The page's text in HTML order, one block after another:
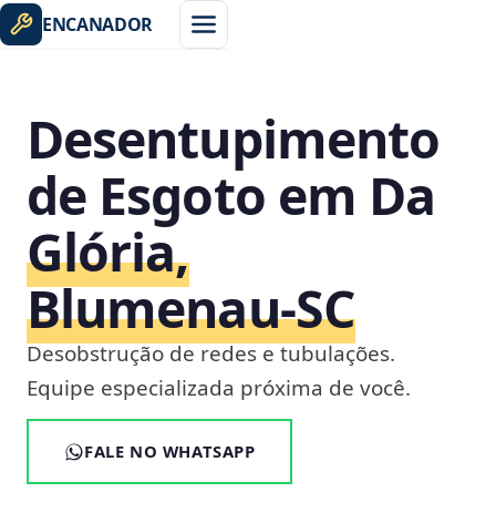
ENCANADOR
Desentupimento
de Esgoto em Da
Glória,
Blumenau‑SC
Desobstrução de redes e tubulações.
Equipe especializada próxima de você.
FALE NO WHATSAPP